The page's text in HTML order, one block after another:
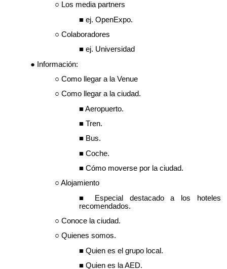
Los media partners
ej. OpenExpo.
Colaboradores
ej. Universidad
Información:
Como llegar a la Venue
Como llegar a la ciudad.
Aeropuerto.
Tren.
Bus.
Coche.
Cómo moverse por la ciudad.
Alojamiento
Especial destacado a los hoteles
recomendados.
Conoce la ciudad.
Quienes somos.
Quien es el grupo local.
Quien es la AED.